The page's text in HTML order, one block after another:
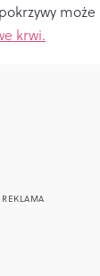
krwi.